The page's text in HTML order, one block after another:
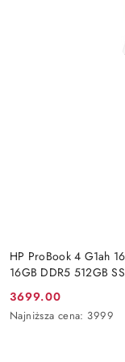
HP ProBook 4 G1ah
16GB DDR5 512GB
Cena
promocyjna:
3699.00
Najniższa
Najniższa cena: 3999